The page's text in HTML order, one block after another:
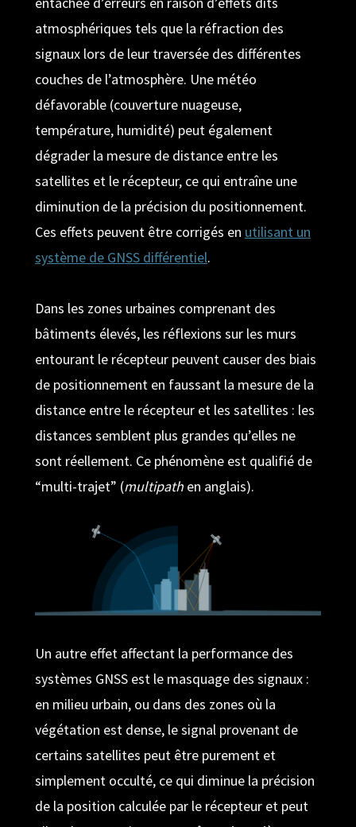
atmosphériques tels que la réfraction des
signaux lors de leur traversée des différentes
couches de l’atmosphère. Une météo
défavorable (couverture nuageuse,
température, humidité) peut également
dégrader la mesure de distance entre les
satellites et le récepteur, ce qui entraîne une
diminution de la précision du positionnement.
Ces effets peuvent être corrigés en utilisant un
système de GNSS différentiel.
Dans les zones urbaines comprenant des
bâtiments élevés, les réflexions sur les murs
entourant le récepteur peuvent causer des biais
de positionnement en faussant la mesure de la
distance entre le récepteur et les satellites : les
distances semblent plus grandes qu’elles ne
sont réellement. Ce phénomène est qualifié de
“multi-trajet” (multipath en anglais).
Un autre effet affectant la performance des
systèmes GNSS est le masquage des signaux :
en milieu urbain, ou dans des zones où la
végétation est dense, le signal provenant de
certains satellites peut être purement et
simplement occulté, ce qui diminue la précision
de la position calculée par le récepteur et peut